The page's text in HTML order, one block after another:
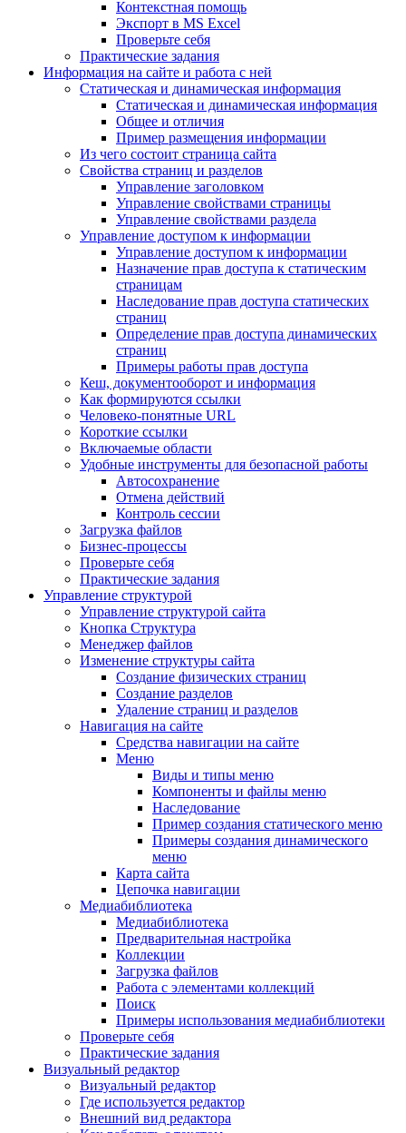
Контекстная помощь
Экспорт в MS Excel
Проверьте себя
Практические задания
Информация на сайте и работа с ней
Статическая и динамическая информация
Статическая и динамическая информация
Общее и отличия
Пример размещения информации
Из чего состоит страница сайта
Свойства страниц и разделов
Управление заголовком
Управление свойствами страницы
Управление свойствами раздела
Управление доступом к информации
Управление доступом к информации
Назначение прав доступа к статическим
страницам
Наследование прав доступа статических
страниц
Определение прав доступа динамических
страниц
Примеры работы прав доступа
Кеш, документооборот и информация
Как формируются ссылки
Человеко-понятные URL
Короткие ссылки
Включаемые области
Удобные инструменты для безопасной работы
Автосохранение
Отмена действий
Контроль сессии
Загрузка файлов
Бизнес-процессы
Проверьте себя
Практические задания
Управление структурой
Управление структурой сайта
Кнопка Структура
Менеджер файлов
Изменение структуры сайта
Создание физических страниц
Создание разделов
Удаление страниц и разделов
Навигация на сайте
Средства навигации на сайте
Меню
Виды и типы меню
Компоненты и файлы меню
Наследование
Пример создания статического меню
Примеры создания динамического
меню
Карта сайта
Цепочка навигации
Медиабиблиотека
Медиабиблиотека
Предварительная настройка
Коллекции
Загрузка файлов
Работа с элементами коллекций
Поиск
Примеры использования медиабиблиотеки
Проверьте себя
Практические задания
Визуальный редактор
Визуальный редактор
Где используется редактор
Внешний вид редактора